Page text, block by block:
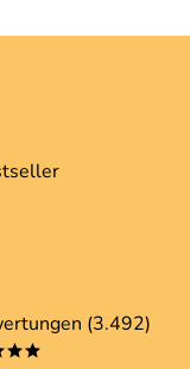
(3.492)